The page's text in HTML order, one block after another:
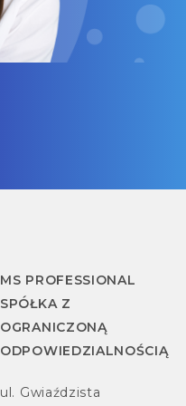
MS PROFESSIONAL
SPÓŁKA Z
OGRANICZONĄ
ODPOWIEDZIALNOŚCIĄ
ul. Gwiaździsta